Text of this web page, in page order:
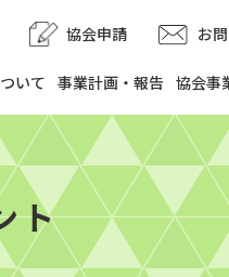
協会申請 お
いて 事業計画・報告 協会事
ト